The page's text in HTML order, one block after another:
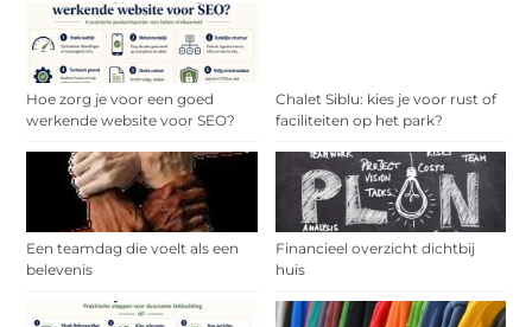
Hoe zorg je voor een goed
werkende website voor SEO?
Chalet Siblu: kies je voor rust of
faciliteiten op het park?
Een teamdag die voelt als een
belevenis
Financieel overzicht dichtbij
huis